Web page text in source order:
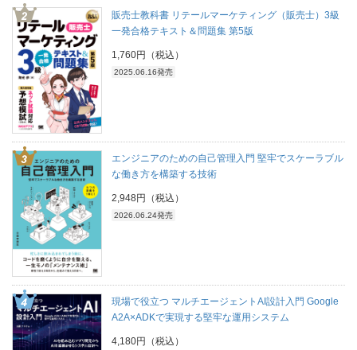
販売士教科書 リテールマーケティング（販売士）3級
一発合格テキスト＆問題集 第5版
1,760円（税込）
2025.06.16発売
エンジニアのための自己管理入門 堅牢でスケーラブル
な働き方を構築する技術
2,948円（税込）
2026.06.24発売
現場で役立つ マルチエージェントAI設計入門 Google
A2A×ADKで実現する堅牢な運用システム
4,180円（税込）